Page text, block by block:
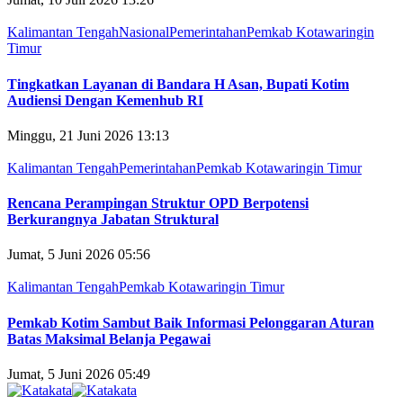
Kalimantan TengahNasionalPemerintahanPemkab Kotawaringin
Timur
Tingkatkan Layanan di Bandara H Asan, Bupati Kotim
Audiensi Dengan Kemenhub RI
Minggu, 21 Juni 2026 13:13
Kalimantan TengahPemerintahanPemkab Kotawaringin Timur
Rencana Perampingan Struktur OPD Berpotensi
Berkurangnya Jabatan Struktural
Jumat, 5 Juni 2026 05:56
Kalimantan TengahPemkab Kotawaringin Timur
Pemkab Kotim Sambut Baik Informasi Pelonggaran Aturan
Batas Maksimal Belanja Pegawai
Jumat, 5 Juni 2026 05:49